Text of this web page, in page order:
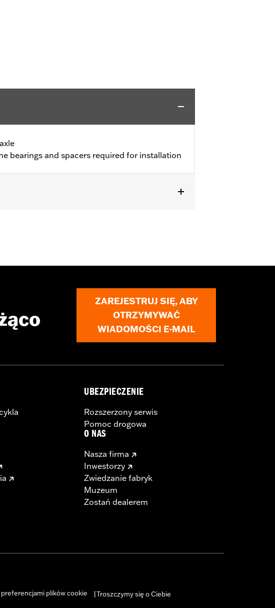
bearings and spacers required for installation
ZAREJESTRUJ SIĘ, ABY
OTRZYMYWAĆ
WIADOMOŚCI E-MAIL
UBEZPIECZENIE
Rozszerzony serwis
Pomoc drogowa
O NAS
Nasza firma
Inwestorzy
Zwiedzanie fabryk
Muzeum
Zostań dealerem
preferencjami plików cookie Troszczymy się o Ciebie